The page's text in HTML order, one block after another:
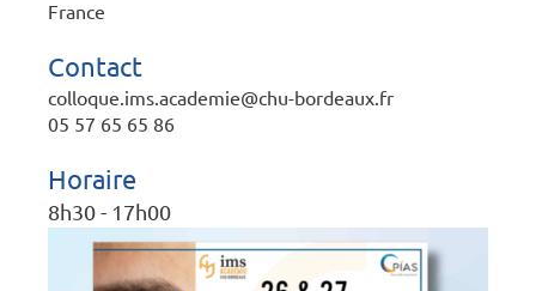
France
Contact
colloque.ims.academie@chu-bordeaux.fr
05 57 65 65 86
Horaire
8h30 - 17h00